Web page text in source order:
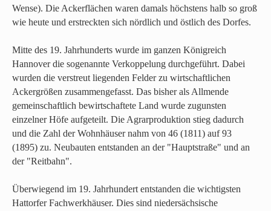
Wense). Die Ackerflächen waren damals höchstens halb so groß
wie heute und erstreckten sich nördlich und östlich des Dorfes.
Mitte des 19. Jahrhunderts wurde im ganzen Königreich
Hannover die sogenannte Verkoppelung durchgeführt. Dabei
wurden die verstreut liegenden Felder zu wirtschaftlichen
Ackergrößen zusammengefasst. Das bisher als Allmende
gemeinschaftlich bewirtschaftete Land wurde zugunsten
einzelner Höfe aufgeteilt. Die Agrarproduktion stieg dadurch
und die Zahl der Wohnhäuser nahm von 46 (1811) auf 93
(1895) zu. Neubauten entstanden an der "Hauptstraße" und an
der "Reitbahn".
Überwiegend im 19. Jahrhundert entstanden die wichtigsten
Hattorfer Fachwerkhäuser. Dies sind niedersächsische